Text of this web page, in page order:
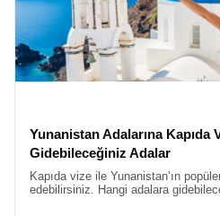
Yunanistan Adalarına Kapıda
Gidebileceğiniz Adalar
Kapıda vize ile Yunanistan’ın
edebilirsiniz. Hangi adalara